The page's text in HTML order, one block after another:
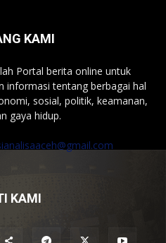
KAMI
Portal berita online untuk
informasi tentang berbagai hal
sosial, politik, keamanan,
gaya hidup.
KAMI